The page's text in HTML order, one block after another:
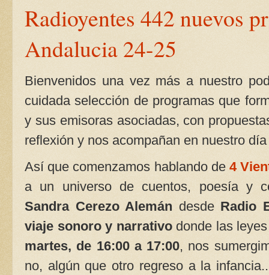
Radioyentes 442 nuevos
Andalucia 24-25
Bienvenidos una vez más a nuestro
cuidada selección de programas que
y sus emisoras asociadas, con
reflexión y nos acompañan en nuestro
Así que comenzamos hablando de4
a un universo de cuentos, poesía y
Sandra Cerezo Alemán desde Radio
viaje sonoro y narrativodonde las leyes
martes, de 16:00 a 17:00, nos
no, algún que otro regreso a la